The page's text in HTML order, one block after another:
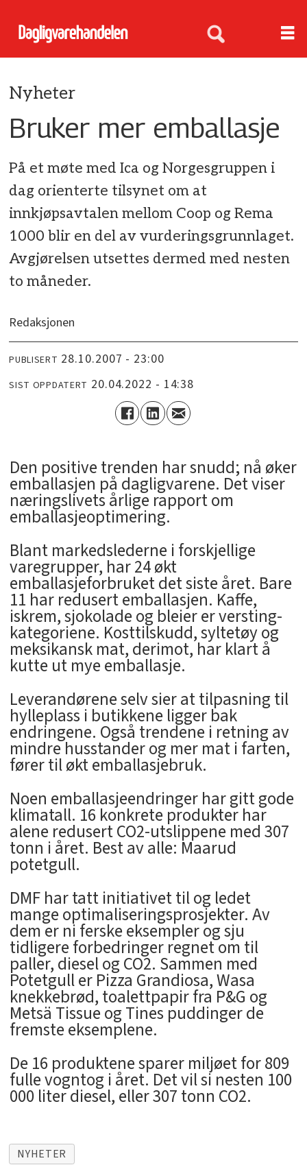
Nyheter
Bruker mer emballasje
På et møte med Ica og Norgesgruppen i
dag orienterte tilsynet om at
innkjøpsavtalen mellom Coop og Rema
1000 blir en del av vurderingsgrunnlaget.
Avgjørelsen utsettes dermed med nesten
to måneder.
Redaksjonen
PUBLISERT 28.10.2007 - 23:00
SIST OPPDATERT 20.04.2022 - 14:38
Den positive trenden har snudd; nå øker
emballasjen på dagligvarene. Det viser
næringslivets årlige rapport om
emballasjeoptimering.
Blant markedslederne i forskjellige
varegrupper, har 24 økt
emballasjeforbruket det siste året. Bare
11 har redusert emballasjen. Kaffe,
iskrem, sjokolade og bleier er versting-
kategoriene. Kosttilskudd, syltetøy og
meksikansk mat, derimot, har klart å
kutte ut mye emballasje.
Leverandørene selv sier at tilpasning til
hylleplass i butikkene ligger bak
endringene. Også trendene i retning av
mindre husstander og mer mat i farten,
fører til økt emballasjebruk.
Noen emballasjeendringer har gitt gode
klimatall. 16 konkrete produkter har
alene redusert CO2-utslippene med 307
tonn i året. Best av alle: Maarud
potetgull.
DMF har tatt initiativet til og ledet
mange optimaliseringsprosjekter. Av
dem er ni ferske eksempler og sju
tidligere forbedringer regnet om til
paller, diesel og CO2. Sammen med
Potetgull er Pizza Grandiosa, Wasa
knekkebrød, toalettpapir fra P&G og
Metsä Tissue og Tines puddinger de
fremste eksemplene.
De 16 produktene sparer miljøet for 809
fulle vogntog i året. Det vil si nesten 100
000 liter diesel, eller 307 tonn CO2.
NYHETER